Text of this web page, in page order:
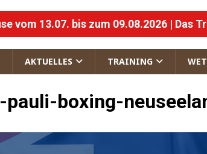
vom 13.07. bis zum 09.08.2026 | Das
AKTUELLES TRAINING
boxing-